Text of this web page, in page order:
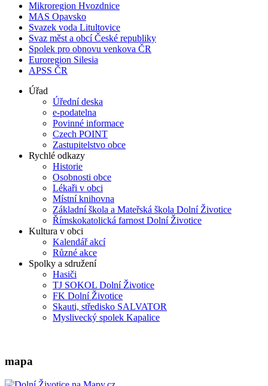
Mikroregion Hvozdnice
MAS Opavsko
Svazek voda Litultovice
Svaz měst a obcí České republiky
Spolek pro obnovu venkova ČR
Euroregion Silesia
APSS ČR
Úřad
Úřední deska
e-podatelna
Povinné informace
Czech POINT
Zastupitelstvo obce
Rychlé odkazy
Historie
Osobnosti obce
Lékaři v obci
Místní knihovna
Základní škola a Mateřská škola Dolní Životice
Římskokatolická farnost Dolní Životice
Kultura v obci
Kalendář akcí
Různé akce
Spolky a sdružení
Hasiči
TJ SOKOL Dolní Životice
FK Dolní Životice
Skauti, středisko SALVATOR
Myslivecký spolek Kapalice
mapa